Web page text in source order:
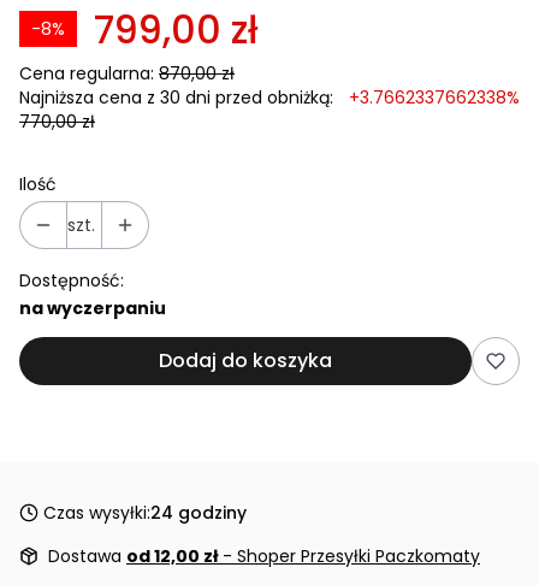
799,00 zł
Cena regularna: 870,00 zł
-8%
Najniższa cena z 30 dni przed obniżką:
770,00 zł
+3.7662337662338%
Ilość
szt.
Dostępność:
na wyczerpaniu
Dodaj do koszyka
Czas wysyłki:24 godziny
Dostawa od 12,00 zł - Shoper Przesyłki Paczkomaty